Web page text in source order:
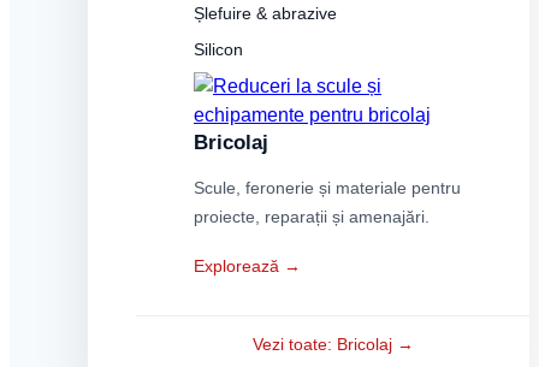
Șlefuire & abrazive
Silicon
Bricolaj
Scule, feronerie și materiale pentru
proiecte, reparații și amenajări.
Explorează →
Vezi toate: Bricolaj →